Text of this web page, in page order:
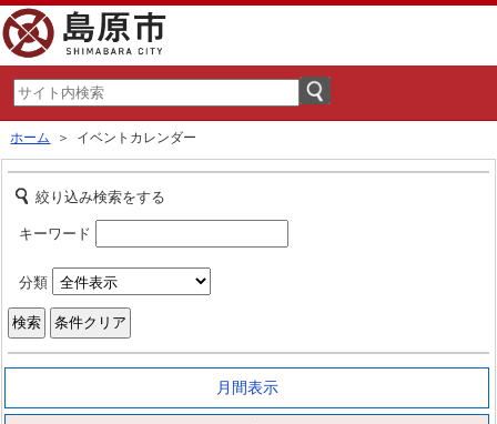
ホーム ＞ イベントカレンダー
絞り込み検索をする
キーワード
分類
月間表示